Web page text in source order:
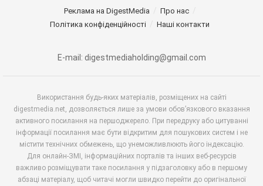
Реклама на DigestMedia
Про нас
Політика конфіденційності
Наші контакти
E-mail: digestmediaholding@gmail.com
Використання будь-яких матеріалів, розміщених на сайті
digestmedia.net, дозволяється лише за умови обов’язкового вказання
активного посилання на першоджерело. При передруку або цитуванні
інформації посилання має бути відкритим для пошукових систем і не
містити технічних обмежень, що унеможливлюють його індексацію.
Для онлайн-ЗМІ, інформаційних порталів та інших веб-ресурсів
важливо розміщувати таке посилання у підзаголовку або в першому
абзаці матеріалу, щоб читачі могли швидко перейти до оригінальної